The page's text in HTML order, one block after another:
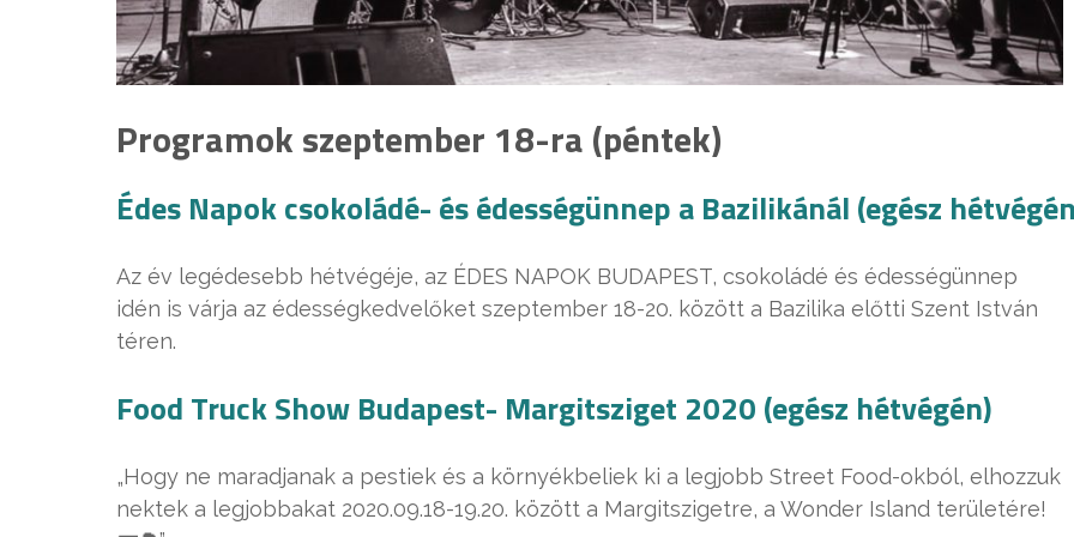
Programok szeptember 18-ra (péntek)
Édes Napok csokoládé- és édességünnep a Bazilikánál (egész
Az év legédesebb hétvégéje, az ÉDES NAPOK BUDAPEST, csokoládé és édességünnep
idén is várja az édességkedvelőket szeptember 18-20. között a Bazilika előtti Szent István
téren.
Food Truck Show Budapest- Margitsziget 2020 (egész hétvégén)
„Hogy ne maradjanak a pestiek és a környékbeliek ki a legjobb Street Food-okból, elhozzuk
nektek a legjobbakat 2020.09.18-19.20. között a Margitszigetre, a Wonder Island területére!